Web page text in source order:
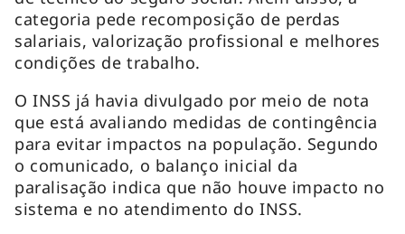
categoria pede recomposição de perdas
salariais, valorização profissional e melhores
condições de trabalho.
O INSS já havia divulgado por meio de nota
que está avaliando medidas de contingência
para evitar impactos na população. Segundo
o comunicado, o balanço inicial da
paralisação indica que não houve impacto no
sistema e no atendimento do INSS.